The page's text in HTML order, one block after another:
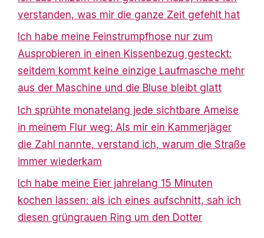
verstanden, was mir die ganze Zeit gefehlt hat
Ich habe meine Feinstrumpfhose nur zum
Ausprobieren in einen Kissenbezug gesteckt:
seitdem kommt keine einzige Laufmasche mehr
aus der Maschine und die Bluse bleibt glatt
Ich sprühte monatelang jede sichtbare Ameise
in meinem Flur weg: Als mir ein Kammerjäger
die Zahl nannte, verstand ich, warum die Straße
immer wiederkam
Ich habe meine Eier jahrelang 15 Minuten
kochen lassen: als ich eines aufschnitt, sah ich
diesen grüngrauen Ring um den Dotter